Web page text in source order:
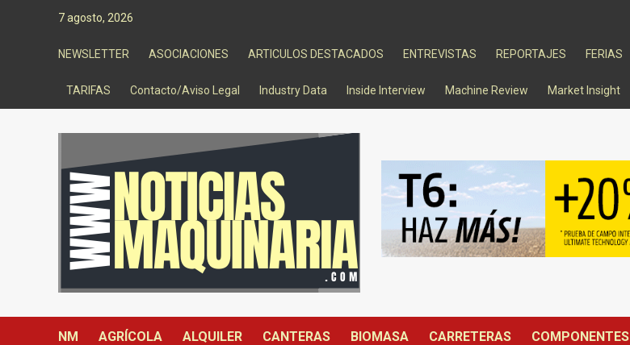
7 agosto, 2026
NEWSLETTER ASOCIACIONES ARTICULOS DESTACADOS ENTREVISTAS REPORTAJES FERIAS
TARIFAS Contacto/Aviso Legal Industry Data Inside Interview Machine Review Market Insight
NM AGRÍCOLA ALQUILER CANTERAS BIOMASA CARRETERAS COMPONENTES